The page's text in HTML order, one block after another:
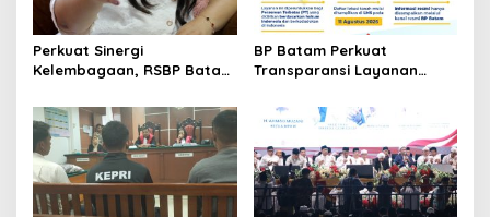
o
s
Perkuat Sinergi
Kelembagaan, RSBP Batam
Pelayanan dan
Ketersediaan Obat Aman
BP Batam Perkuat
Transparansi Layanan
Reguler Segera Hadir
Melalui LMS